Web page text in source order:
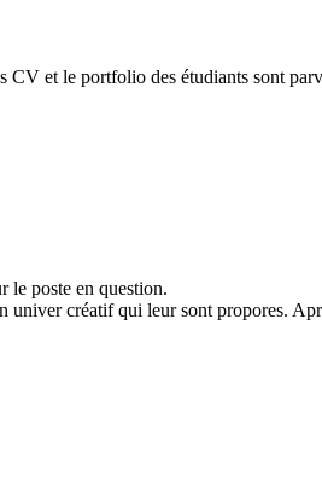
CV et le portfolio des étudiants sont
le poste en question.
créatif qui leur sont propores.